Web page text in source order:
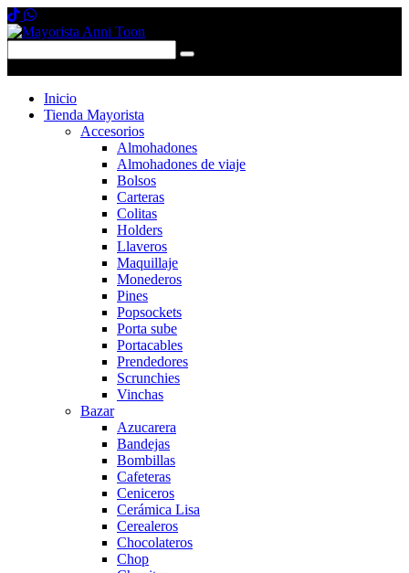
Inicio
Tienda Mayorista
Accesorios
Almohadones
Almohadones de viaje
Bolsos
Carteras
Colitas
Holders
Llaveros
Maquillaje
Monederos
Pines
Popsockets
Porta sube
Portacables
Prendedores
Scrunchies
Vinchas
Bazar
Azucarera
Bandejas
Bombillas
Cafeteras
Ceniceros
Cerámica Lisa
Cerealeros
Chocolateros
Chop